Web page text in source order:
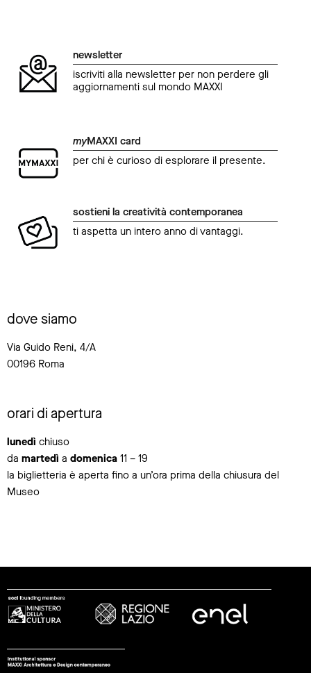
newsletter
iscriviti alla newsletter per non perdere gli
aggiornamenti sul mondo MAXXI
myMAXXI card
per chi è curioso di esplorare il presente.
sostieni la creatività contemporanea
ti aspetta un intero anno di vantaggi.
dove siamo
Via Guido Reni, 4/A
00196 Roma
orari di apertura
lunedì chiuso
da martedì a domenica 11 – 19
la biglietteria è aperta fino a un’ora prima della chiusura del
Museo